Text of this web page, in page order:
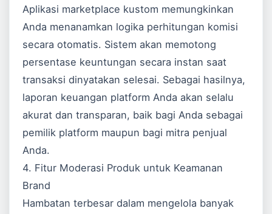
Aplikasi marketplace kustom memungkinkan
Anda menanamkan logika perhitungan komisi
secara otomatis. Sistem akan memotong
persentase keuntungan secara instan saat
transaksi dinyatakan selesai. Sebagai hasilnya,
laporan keuangan platform Anda akan selalu
akurat dan transparan, baik bagi Anda sebagai
pemilik platform maupun bagi mitra penjual
Anda.
4. Fitur Moderasi Produk untuk Keamanan
Brand
Hambatan terbesar dalam mengelola banyak